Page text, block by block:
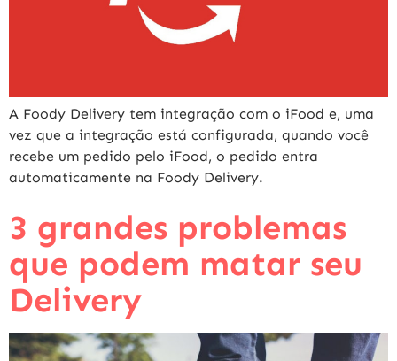
A Foody Delivery tem integração com o iFood e, uma
vez que a integração está configurada, quando você
recebe um pedido pelo iFood, o pedido entra
automaticamente na Foody Delivery.
3 grandes problemas
que podem matar seu
Delivery